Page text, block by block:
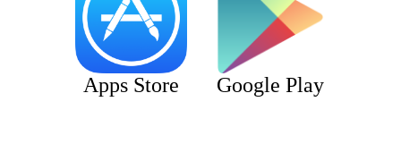
Apps Store Google Play